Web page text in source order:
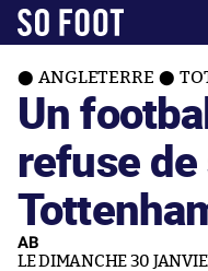
ANGLETERRE
Un
refuse
AB
LE DIMANCHE 30